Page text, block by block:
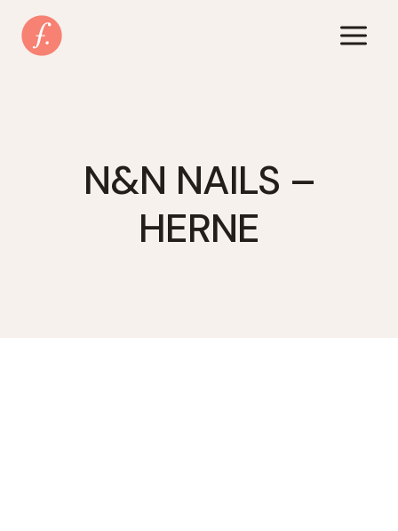
Inhalt
springen
N&N NAILS –
HERNE